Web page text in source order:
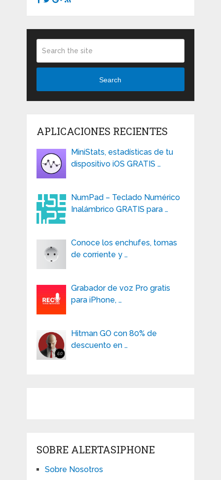
Search
APLICACIONES RECIENTES
MiniStats, estadísticas de tu
dispositivo iOS GRATIS …
NumPad – Teclado Numérico
Inalámbrico GRATIS para …
Conoce los enchufes, tomas
de corriente y …
Grabador de voz Pro gratis
para iPhone, …
Hitman GO con 80% de
descuento en …
SOBRE ALERTASIPHONE
Sobre Nosotros